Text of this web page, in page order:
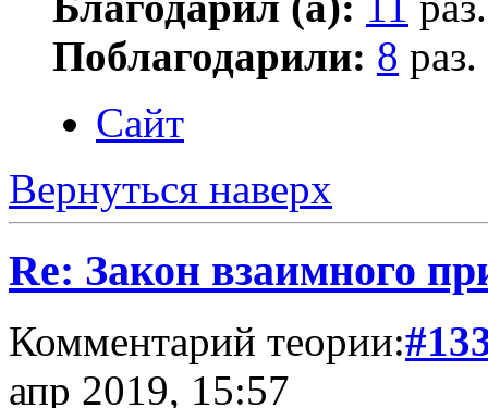
Поблагодарили: 8 раз.
Сайт
Вернуться наверх
Re: Закон взаимного
Комментарий теории:
апр 2019, 15:57